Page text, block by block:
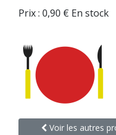
Prix : 0,90 € En stock
Voir les autres